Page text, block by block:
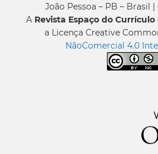
João Pessoa – PB – Brasil |
A Revista Espaço do Currículo
a Licença Creative
NãoComercial 4.0